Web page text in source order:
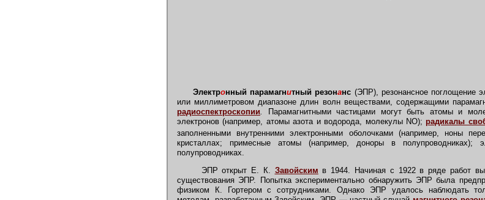
Электронный парамагнитный резонанс (ЭПР), резонансное поглощение
или миллиметровом диапазоне длин волн веществами, содержащими
радиоспектроскопии.
Парамагнитными частицами могут быть атомы и
электронов (например, атомы азота и водорода, молекулы NO);радикалы
заполненными внутренними электронными оболочками (например, ноны
кристаллах; примесные атомы (например, доноры в полупроводниках);
полупроводниках.
ЭПР открыт Е. К. Завойским в 1944. Начиная с 1922 в ряде работ
существования ЭПР. Попытка экспериментально обнаружить ЭПР была
физиком К. Гортером с сотрудниками. Однако ЭПР удалось наблюдать